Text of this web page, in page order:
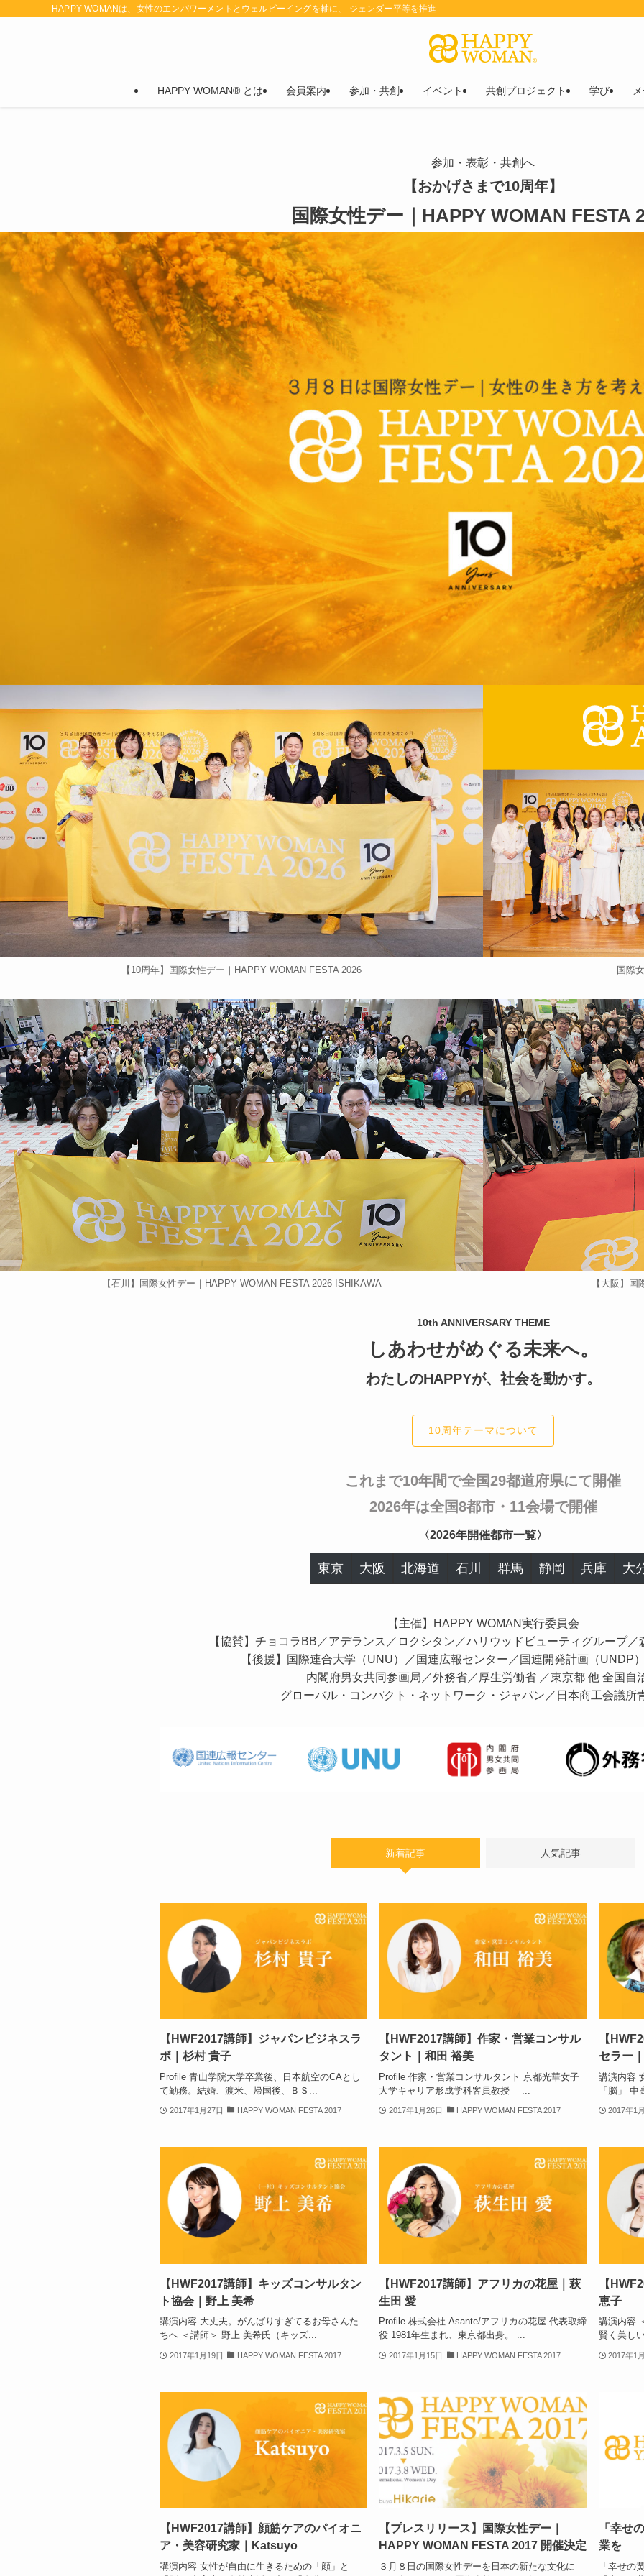
HAPPY WOMANは、女性のエンパワーメントとウェルビーイングを軸に、 ジェンダー平等を推進
HAPPY WOMAN® とは 会員案内 参加・共創 イベント 共創プロジェクト 学び
参加・表彰・共創へ
【おかげさまで10周年】
国際女性デー｜HAPPY WOMAN FESTA
【10周年】国際女性デー｜HAPPY WOMAN FESTA 2026 国際
【石川】国際女性デー｜HAPPY WOMAN FESTA 2026 ISHIKAWA 【大阪】
10th ANNIVERSARY THEME
しあわせがめぐる未来へ。
わたしのHAPPYが、社会を動かす。
10周年テーマについて
これまで10年間で全国29都道府県にて開催
2026年は全国8都市・11会場で開催
〈2026年開催都市一覧〉
東京 大阪 北海道 石川 群馬 静岡 兵庫 大
【主催】HAPPY WOMAN実行委員会
【協賛】チョコラBB／アデランス／ロクシタン／ハリウッドビューティグループ
【後援】国際連合大学（UNU）／国連広報センター／国連開発計画（UNDP
内閣府男女共同参画局／外務省／厚生労働省 ／東京都 他 全国自
グローバル・コンパクト・ネットワーク・ジャパン／日本商工会議所
新着記事 人気記事
【HWF2017講師】ジャパンビジネスラ
ボ｜杉村 貴子
Profile 青山学院大学卒業後、日本航空のCAとし
て勤務。結婚、渡米、帰国後、ＢＳ...
2017年1月27日 HAPPY WOMAN FESTA 2017
【HWF2017講師】作家・営業コンサル
タント｜和田 裕美
Profile 作家・営業コンサルタント 京都光華女子
大学キャリア形成学科客員教授 ...
2017年1月26日 HAPPY WOMAN FESTA 2017
【
セラー
講演内容
「脳」
2017年1
【HWF2017講師】キッズコンサルタン
ト協会｜野上 美希
講演内容 大丈夫。がんばりすぎてるお母さんた
ちへ ＜講師＞ 野上 美希氏（キッズ...
2017年1月19日 HAPPY WOMAN FESTA 2017
【HWF2017講師】アフリカの花屋｜萩
生田 愛
Profile 株式会社 Asante/アフリカの花屋 代表取締
役 1981年生まれ、東京都出身。 ...
2017年1月15日 HAPPY WOMAN FESTA 2017
【
恵子
講演内容
賢く美し
2017年1
【HWF2017講師】顔筋ケアのパイオニ
ア・美容研究家｜Katsuyo
講演内容 女性が自由に生きるための「顔」と
【プレスリリース】国際女性デー｜
HAPPY WOMAN FESTA 2017 開催決定
３月８日の国際女性デーを日本の新たな文化に
「幸せ
業を
「幸せの